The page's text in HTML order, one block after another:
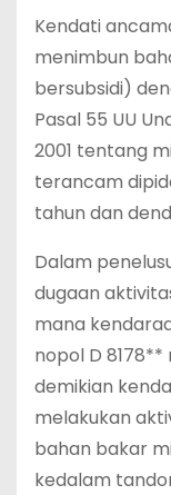
Kendati
menimbun
bersubsidi)
Pasal 55 UU
2001 tentang
terancam
tahun dan
Dalam
dugaan
mana
nopol D
demikian
melakukan
bahan bakar
kedalam